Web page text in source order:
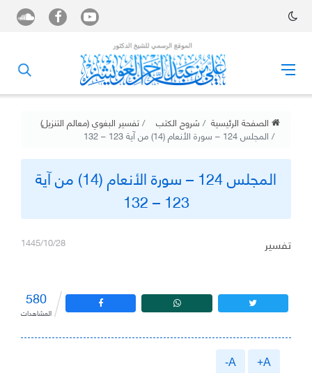
الصفحة الرئيسية شروح الكتب تفسير البغوي (معالم التنزيل)
المجلس 124 – سورة الأنعام (14) من آية 123 – 132
المجلس 124 – سورة الأنعام (14) من آية
123 – 132
1445/10/28 تفسير
580
المشاهدات
A+
A-